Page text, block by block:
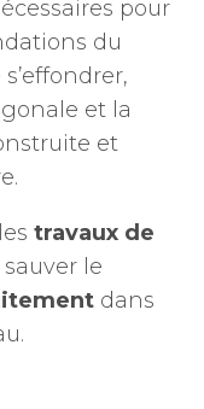
pour
du
et la
et
travaux de
le
dans